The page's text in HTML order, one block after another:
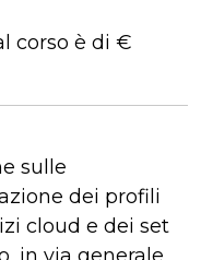
corso è di €
sulle
dei profili
cloud e dei set